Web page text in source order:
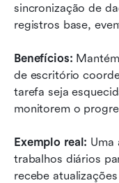
sincronização de
registros base,
Benefícios:
de escritório
tarefa seja
monitorem o
Exemplo real: Uma
trabalhos diários
recebe